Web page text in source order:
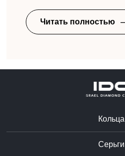
Читать полностью
Кольца
Серьги